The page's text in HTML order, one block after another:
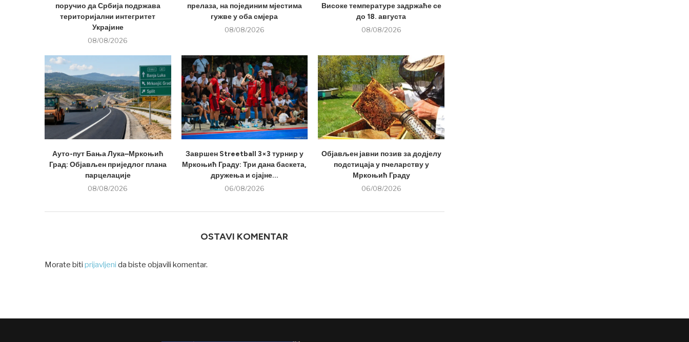
поручио да Србија подржава
територијални интегритет
Украјине
08/08/2026
прелаза, на појединим мјестима
гужве у оба смјера
08/08/2026
Високе температуре задржаће се
до 18. августа
08/08/2026
Ауто-пут Бања Лука–Мркоњић
Град: Објављен приједлог плана
парцелације
08/08/2026
Завршен Streetball 3×3 турнир у
Мркоњић Граду: Три дана баскета,
дружења и сјајне...
06/08/2026
Објављен јавни позив за додјелу
подстицаја у пчеларству у
Мркоњић Граду
06/08/2026
OSTAVI KOMENTAR
Morate biti prijavljeni da biste objavili komentar.